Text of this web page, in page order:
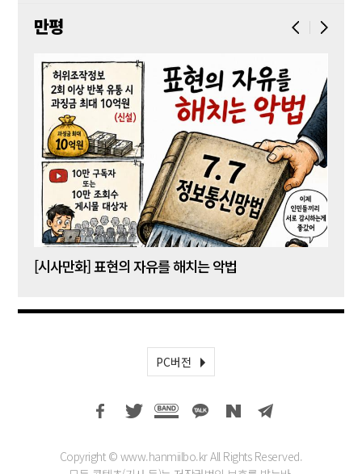
만평
[시사만화] 표현의 자유를 해치는 악법
PC버전
Copyright © www.hanmiilbo.kr All Rights Reserved.